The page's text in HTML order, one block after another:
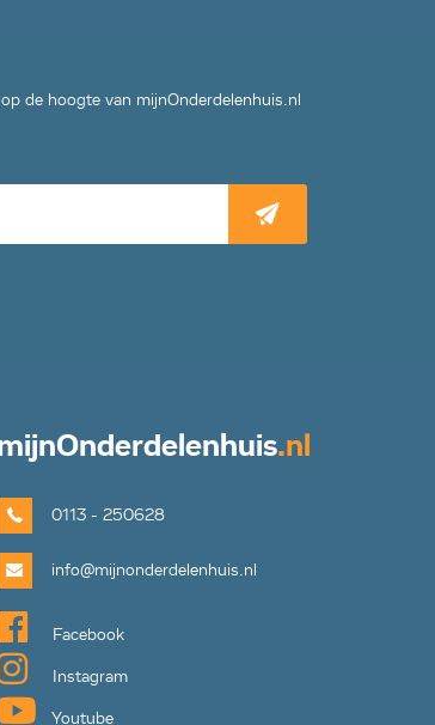
de hoogte van mijnOnderdelenhuis.nl
Onderdelenhuis.nl
0113 - 250628
info@mijnonderdelenhuis.nl
Facebook
Instagram
Youtube